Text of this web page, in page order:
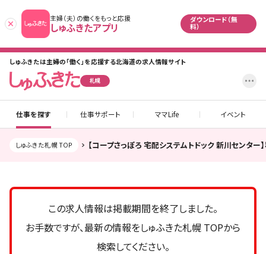
主婦（夫）の働くをもっと応援
しゅふきたアプリ
あとで
ダウンロード（無
料）
しゅふきたは主婦の「働く」を応援する北海道の求人情報サイト
札幌
仕事を探す 仕事サポート ママLife イベント
しゅふきた札幌 TOP 【コープさっぽろ 宅配システムトドック 新川センタ
この求人情報は掲載期間を終了しました。
お手数ですが、最新の情報をしゅふきた札幌 TOPから
検索してください。